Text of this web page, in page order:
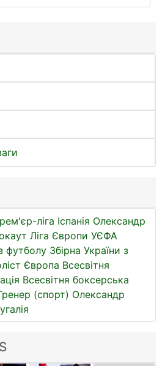
ліга Іспанія Олександр
Ліга Європи УЄФА
футболу Збірна України з
Європа Всесвітня
Всесвітня боксерська
(спорт) Олександр